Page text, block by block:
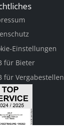
Einstellungen
für Bieter
für Vergabestellen